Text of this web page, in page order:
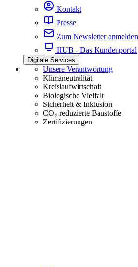
Kontakt
Presse
Zum Newsletter anmelden
HUB - Das Kundenportal
Digitale Services
Unsere Verantwortung
Klimaneutralität
Kreislaufwirtschaft
Biologische Vielfalt
Sicherheit & Inklusion
CO₂-reduzierte Baustoffe
Zertifizierungen